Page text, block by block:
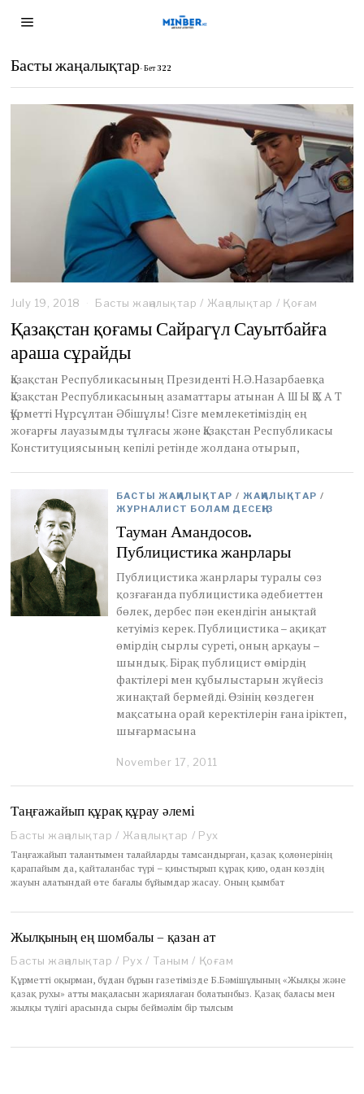
Басты жаңалықтар- Бет 322
July 19, 2018
b
u
a
2
,
2
1
Басты жаңалықтар / Жаңалықтар / Қоғам
Қазақстан қоғамы Сайрагүл Сауытбайға
араша сұрайды
Қазақстан Республикасының Президенті Н.Ә.Назарбаевқа
Қазақстан Республикасының азаматтары атынан А Ш Ы Қ Х А Т
Құрметті Нұрсұлтан Әбішұлы! Сізге мемлекетіміздің ең
жоғарғы лауазымды тұлғасы және Қазақстан Республикасы
Конституциясының кепілі ретінде жолдана отырып,
БАСТЫ ЖАҢАЛЫҚТАР / ЖАҢАЛЫҚТАР /
ЖУРНАЛИСТ БОЛАМ ДЕСЕҢІЗ
Тауман Амандосов.
Публицистика жанрлары
Публицистика жанрлары туралы сөз
қозғағанда публицистика әдебиеттен
бөлек, дербес пән екендігін анықтай
кетуіміз керек. Публицистика – ақиқат
өмірдің сырлы суреті, оның арқауы –
шындық. Бірақ публицист өмірдің
фактілері мен құбылыстарын жүйесіз
жинақтай бермейді. Өзінің көздеген
мақсатына орай керектілерін ғана іріктеп,
шығармасына
November 17, 2011
b
e
r
1
,
0
Таңғажайып құрақ құрау әлемі
Басты жаңалықтар / Жаңалықтар / Рух
Таңғажайып талантымен талайларды тамсандырған, қазақ қолөнерінің
қарапайым да, қайталанбас түрі – қиыстырып құрақ қию, одан көздің
жауын алатындай өте бағалы бұйымдар жасау. Оның қымбат
Жылқының ең шомбалы – қазан ат
Басты жаңалықтар / Рух / Таным / Қоғам
Құрметті оқырман, бұдан бұрын газетімізде Б.Бәмішұлының «Жылқы және
қазақ рухы» атты мақаласын жариялаған болатынбыз. Қазақ баласы мен
жылқы түлігі арасында сыры беймәлім бір тылсым